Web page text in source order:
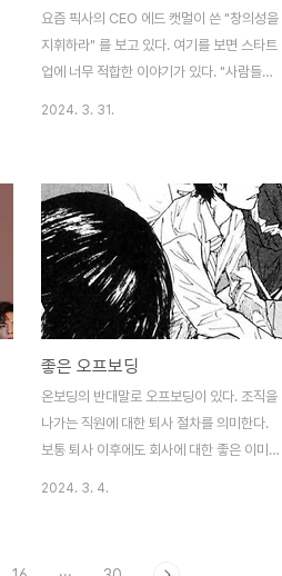
요즘 픽사의 CEO 에드 캣멀이 쓴 "창의성을
지휘하라" 를 보고 있다. 여기를 보면 스타트
업에 너무 적합한 이야기가 있다. "사람들은
한다. 조직은 성공을 거둬 성장할수록 기존
접근법에 집착하고, 점점 더 변화를 거부하게
된다." "안정적인 것을 추구한다고 안전해진
다는 보장은 없다. 무작위성을 두려워하는 대
신 인생에서 무작위성을 피할 수 없다는 사실
을 인식하고, 무작위성을 긍정적으로 활용하
는 선택을 내릴 수 있다고 믿는다. 예측할 수
없는 상황은 창의성의 산실이다." "픽사의 열
번째 장편 애니메이션 업(UP) 은 픽사의 작
품 중..
2024. 3. 31.
좋은 오프보딩
온보딩의 반대말로 오프보딩이 있다. 조직을
나가는 직원에 대한 퇴사 절차를 의미한다.
보통 퇴사 이후에도 회사에 대한 좋은 이미지
2024. 3. 4.